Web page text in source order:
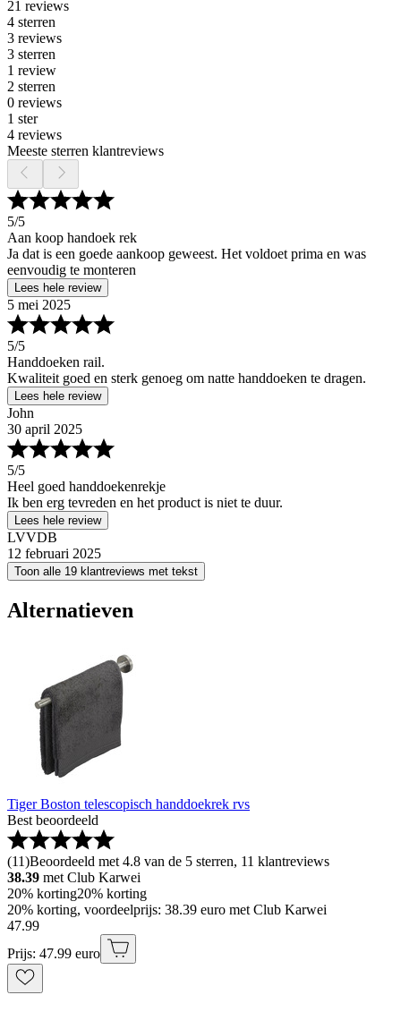
21 reviews
4 sterren
3 reviews
3 sterren
1 review
2 sterren
0 reviews
1 ster
4 reviews
Meeste sterren klantreviews
5/5
Aan koop handoek rek
Ja dat is een goede aankoop geweest. Het voldoet prima en was
eenvoudig te monteren
Lees hele review
5 mei 2025
5/5
Handdoeken rail.
Kwaliteit goed en sterk genoeg om natte handdoeken te dragen.
Lees hele review
John
30 april 2025
5/5
Heel goed handdoekenrekje
Ik ben erg tevreden en het product is niet te duur.
Lees hele review
LVVDB
12 februari 2025
Toon alle 19 klantreviews met tekst
Alternatieven
Tiger Boston telescopisch handdoekrek rvs
Best beoordeeld
(11)Beoordeeld met 4.8 van de 5 sterren, 11 klantreviews
38.39 met Club Karwei
20% korting20% korting
20% korting, voordeelprijs: 38.39 euro met Club Karwei
47.99
Prijs: 47.99 euro